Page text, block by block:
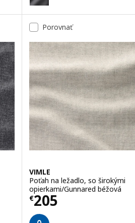
Voliteľné: VIMLE, Poťah na diel
Voliteľné: VIMLE, Poťah na diel
Porovnať
VIMLE
Poťah na ležadlo, so širokými
opierkami/Gunnared béžová
€205
Cena € 205